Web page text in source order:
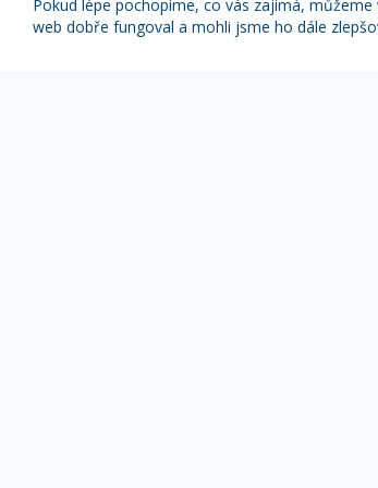
Pokud lépe pochopíme, co vás zajímá,
web dobře fungoval a mohli jsme ho dále